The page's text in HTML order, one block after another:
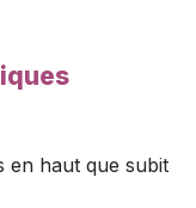
en haut que subit